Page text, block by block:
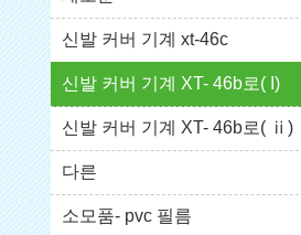
신발 커버 기계 xt-46c
신발 커버 기계 XT- 46b로( I)
신발 커버 기계 XT- 46b로( ⅱ)
다른
소모품- pvc 필름
쇼케이스